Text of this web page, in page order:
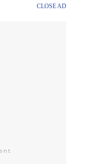
CLOSE AD